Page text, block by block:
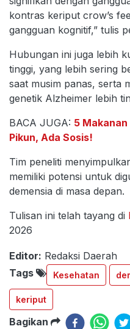
kontras keriput crow’s
gangguan kognitif,” tulis
Hubungan ini juga lebih
tinggi, yang lebih sering
saat musim panas, serta
genetik Alzheimer lebih
BACA JUGA: 5
Pikun, Ada Sosis!
Tim peneliti
memiliki potensi untuk
demensia di masa depan.
Tulisan ini telah tayang di
2026
Editor: Redaksi Daerah
Tags
Kesehatan
keriput
Bagikan